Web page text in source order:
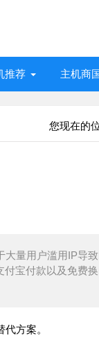
推荐 主机商
您现在的
量用户滥用IP导
宝付款以及免费
方案。